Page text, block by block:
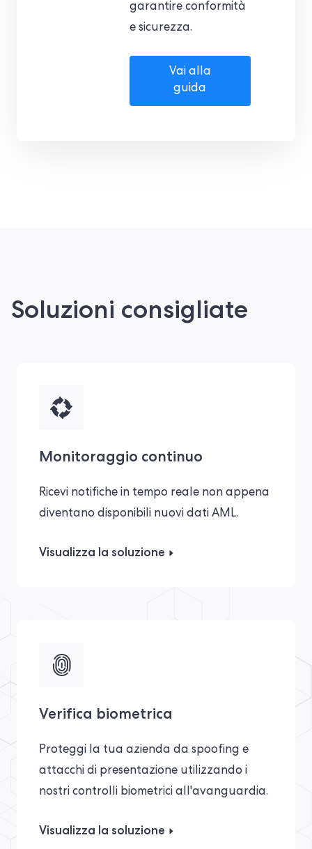
garantire conformità
e sicurezza.
Vai alla
guida
Soluzioni consigliate
Monitoraggio continuo
Ricevi notifiche in tempo reale non appena
diventano disponibili nuovi dati AML.
Visualizza la soluzione
Verifica biometrica
Proteggi la tua azienda da spoofing e
attacchi di presentazione utilizzando i
nostri controlli biometrici all'avanguardia.
Visualizza la soluzione